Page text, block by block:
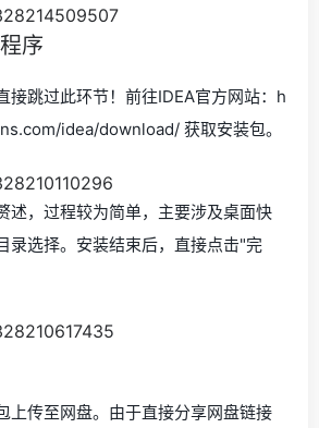
序
接跳过此环节！前往IDEA官方网站：h
idea/download/ 获取安装包。
述，过程较为简单，主要涉及桌面快
录选择。安装结束后，直接点击"完
上传至网盘。由于直接分享网盘链接